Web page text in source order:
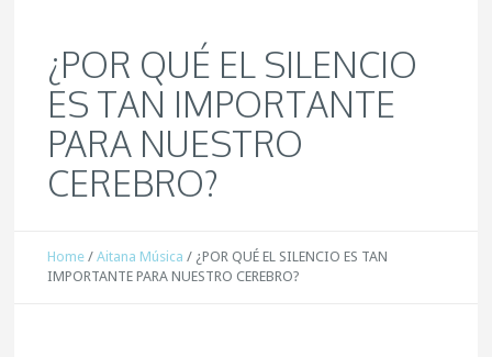
¿POR QUÉ EL SILENCIO
ES TAN IMPORTANTE
PARA NUESTRO
CEREBRO?
Home /Aitana Música / ¿POR QUÉ EL SILENCIO ES TAN
IMPORTANTE PARA NUESTRO CEREBRO?